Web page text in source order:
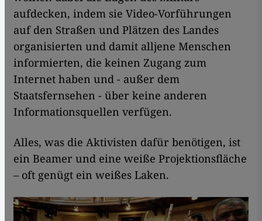
aufdecken, indem sie Video-Vorführungen
auf den Straßen und Plätzen des Landes
organisierten und damit alljene Menschen
informierten, die keinen Zugang zum
Internet haben und - außer dem
Staatsfernsehen - über keine anderen
Informationsquellen verfügen.
Alles, was die Aktivisten dafür benötigen, ist
ein Beamer und eine weiße Projektionsfläche
– oft genügt ein weißes Laken.